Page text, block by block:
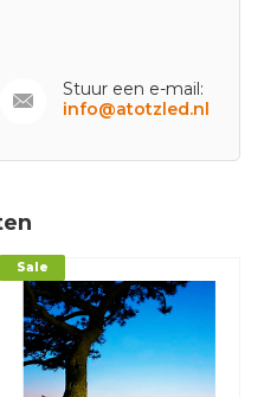
Stuur een e-mail:
info@atotzled.nl
Sale